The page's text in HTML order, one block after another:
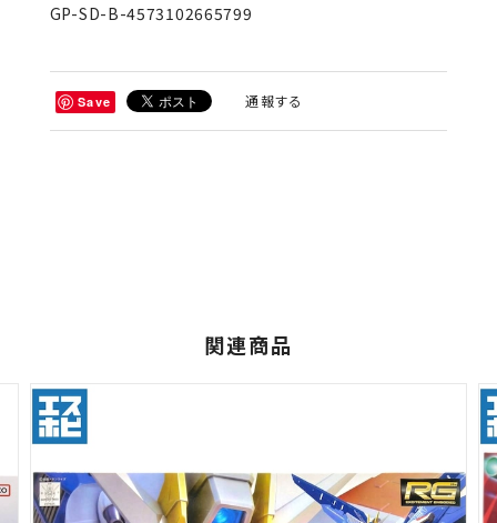
GP-SD-B-4573102665799
Save 通報する
関連商品